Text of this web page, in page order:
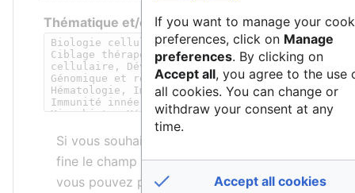
Thématique et/ou mots-clés
Si vous souhaitez décrire de manière plus
fine le champ d’application de la structure,
vous pouvez préciser une thématique et/ou
If you want to manage your
preferences, click on Manage
preferences. By clicking on
Accept all, you agree to the use
all cookies. You can change or
withdraw your consent at any
time.
Accept all cookies